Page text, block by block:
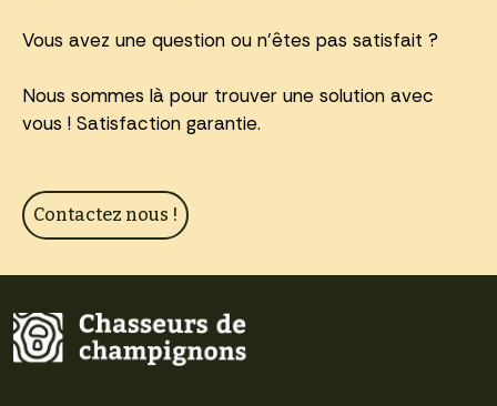
Vous avez une question ou n'êtes pas satisfait ?
Nous sommes là pour trouver une solution avec
vous ! Satisfaction garantie.
Contactez nous !